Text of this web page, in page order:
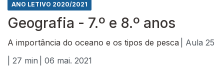
ANO LETIVO 2020/2021
Geografia - 7.º e 8.º anos
A importância do oceano e os tipos de pesca
| Aula 25
| 27 min
| 06 mai. 2021